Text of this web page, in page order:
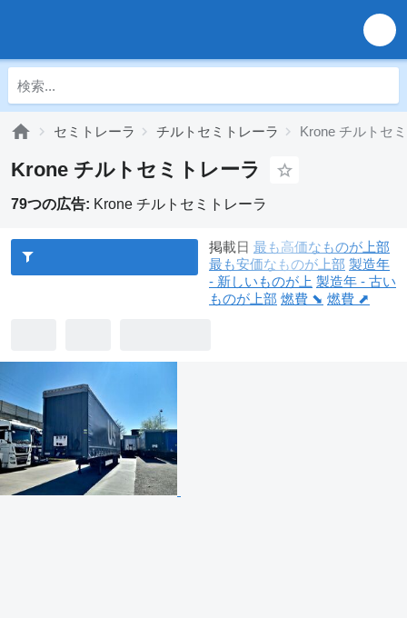
セミトレーラ チルトセミトレーラ Krone チルトセ
Krone チルトセミトレーラ
79つの広告: Krone チルトセミトレーラ
掲載日 最も高価なものが上部
最も安価なものが上部 製造年
- 新しいものが上 製造年 - 古い
ものが上部 燃費 ⬊ 燃費 ⬈